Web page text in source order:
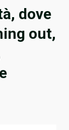
dove
out,